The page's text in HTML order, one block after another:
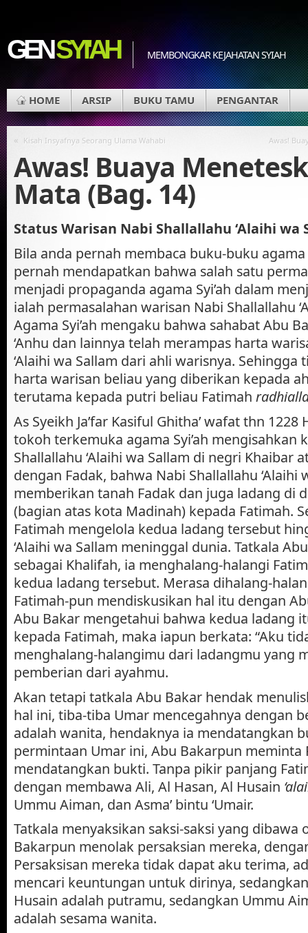
GENSYI'AH MEMBONGKAR KEJAHATAN SYIAH
HOME ARSIP BUKU TAMU PENGANTAR
« Kisah Insyafnya Seorang Ulama Wahabi Awas!
Awas! Buaya
Mata (Bag. 14)
Status Warisan Nabi Shallallahu ‘Alaihi wa
Bila anda pernah membaca buku-buku agama
pernah mendapatkan bahwa salah satu
menjadi propaganda agama Syi’ah dalam
ialah permasalahan warisan Nabi Shallallahu
Agama Syi’ah mengaku bahwa sahabat Abu
‘Anhu dan lainnya telah merampas harta
‘Alaihi wa Sallam dari ahli warisnya.
harta warisan beliau yang diberikan kepada
terutama kepada putri beliau Fatimah
As Syeikh Ja’far Kasiful Ghitha’ wafat thn 1228
tokoh terkemuka agama Syi’ah mengisahkan
Shallallahu ‘Alaihi wa Sallam di negri Khaibar
dengan Fadak, bahwa Nabi Shallallahu ‘Alaihi
memberikan tanah Fadak dan juga ladang di
(bagian atas kota Madinah) kepada Fatimah.
Fatimah mengelola kedua ladang tersebut
‘Alaihi wa Sallam meninggal dunia. Tatkala
sebagai Khalifah, ia menghalang-halangi
kedua ladang tersebut. Merasa dihalang-
Fatimah-pun mendiskusikan hal itu dengan
Abu Bakar mengetahui bahwa kedua ladang
kepada Fatimah, maka iapun berkata: “Aku
menghalang-halangimu dari ladangmu yang
pemberian dari ayahmu.
Akan tetapi tatkala Abu Bakar hendak
hal ini, tiba-tiba Umar mencegahnya dengan
adalah wanita, hendaknya ia mendatangkan
permintaan Umar ini, Abu Bakarpun meminta
mendatangkan bukti. Tanpa pikir panjang
dengan membawa Ali, Al Hasan, Al Husain
Ummu Aiman, dan Asma’ bintu ‘Umair.
Tatkala menyaksikan saksi-saksi yang dibawa
Bakarpun menolak persaksian mereka,
Persaksisan mereka tidak dapat aku terima,
mencari keuntungan untuk dirinya,
Husain adalah putramu, sedangkan Ummu
adalah sesama wanita.